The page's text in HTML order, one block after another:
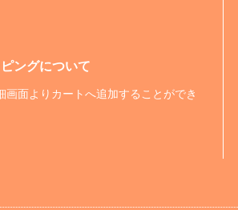
ングについて
画面よりカートへ追加することができ